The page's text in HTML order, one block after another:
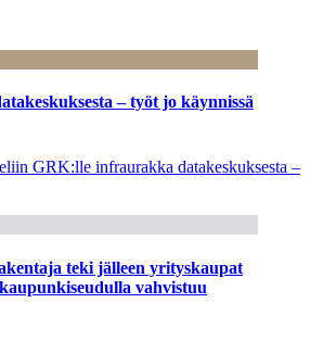
– työt jo käynnissä
GRK:lle infraurakka datakeskuksesta –
teki jälleen yrityskaupat
vahvistuu